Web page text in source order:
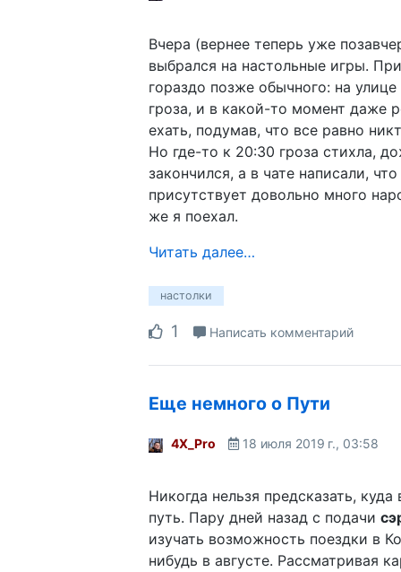
Вчера (вернее теперь уже
выбрался на настольные игры.
гораздо позже обычного: на
гроза, и в какой-то момент даже
ехать, подумав, что все равно
Но где-то к 20:30 гроза стихла,
закончился, а в чате написали,
присутствует довольно много
же я поехал.
Читать далее…
настолки
1 Написать комментарий
Еще немного о Пути
4X_Pro 18 июля 2019 г., 03:58
Никогда нельзя предсказать,
путь. Пару дней назад с подачи
изучать возможность поездки в
нибудь в августе. Рассматривая